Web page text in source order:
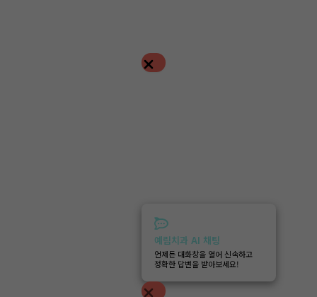
예림치과 AI 채팅
언제든 대화창을 열어 신속하고
정확한 답변을 받아보세요!